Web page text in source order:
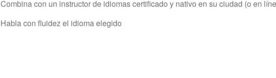
Combina con un instructor de idiomas certificado y nativo en su ciudad (o en
Habla con fluidez el idioma elegido